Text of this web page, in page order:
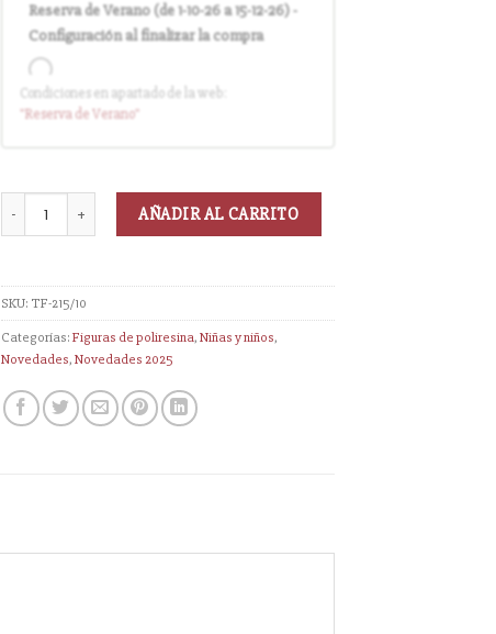
Reserva de Verano (de 1-10-26 a 15-12-26) -
Configuración al finalizar la compra
Entrega en cuanto el pedido esté
disponible (sin descuento)
Condiciones en apartado de la web:
"Reservade Verano"
AÑADIR AL CARRITO
SKU: TF-215/10
Categorías:Figuras de poliresina,Niñas y niños,
Novedades,Novedades 2025